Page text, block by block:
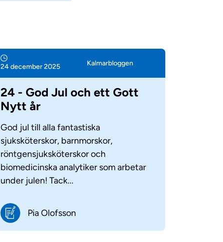
24 december 2025 Kalmar­bloggen
24 - God Jul och ett Gott
Nytt år
God jul till alla fantastiska
sjuksköterskor, barnmorskor,
röntgensjuksköterskor och
biomedicinska analytiker som arbetar
under julen! Tack...
Pia Olofsson